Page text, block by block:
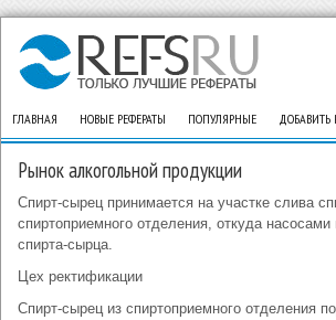
ГЛАВНАЯ НОВЫЕ РЕФЕРАТЫ ПОПУЛЯРНЫЕ ДОБАВИТЬ
Рынок алкогольной продукции
Спирт-сырец принимается на участке слива
спиртоприемного отделения, откуда
спирта-сырца.
Цех ректификации
Спирт-сырец из спиртоприемного отделения